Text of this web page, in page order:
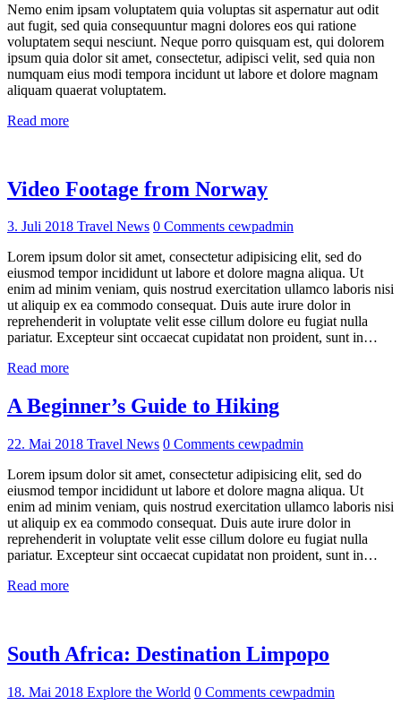
Nemo enim ipsam voluptatem quia voluptas sit aspernatur aut odit
aut fugit, sed quia consequuntur magni dolores eos qui ratione
voluptatem sequi nesciunt. Neque porro quisquam est, qui dolorem
ipsum quia dolor sit amet, consectetur, adipisci velit, sed quia non
numquam eius modi tempora incidunt ut labore et dolore magnam
aliquam quaerat voluptatem.
Read more
Video Footage from Norway
3. Juli 2018 Travel News 0 Comments cewpadmin
Lorem ipsum dolor sit amet, consectetur adipisicing elit, sed do
eiusmod tempor incididunt ut labore et dolore magna aliqua. Ut
enim ad minim veniam, quis nostrud exercitation ullamco laboris nisi
ut aliquip ex ea commodo consequat. Duis aute irure dolor in
reprehenderit in voluptate velit esse cillum dolore eu fugiat nulla
pariatur. Excepteur sint occaecat cupidatat non proident, sunt in…
Read more
A Beginner’s Guide to Hiking
22. Mai 2018 Travel News 0 Comments cewpadmin
Lorem ipsum dolor sit amet, consectetur adipisicing elit, sed do
eiusmod tempor incididunt ut labore et dolore magna aliqua. Ut
enim ad minim veniam, quis nostrud exercitation ullamco laboris nisi
ut aliquip ex ea commodo consequat. Duis aute irure dolor in
reprehenderit in voluptate velit esse cillum dolore eu fugiat nulla
pariatur. Excepteur sint occaecat cupidatat non proident, sunt in…
Read more
South Africa: Destination Limpopo
18. Mai 2018 Explore the World 0 Comments cewpadmin